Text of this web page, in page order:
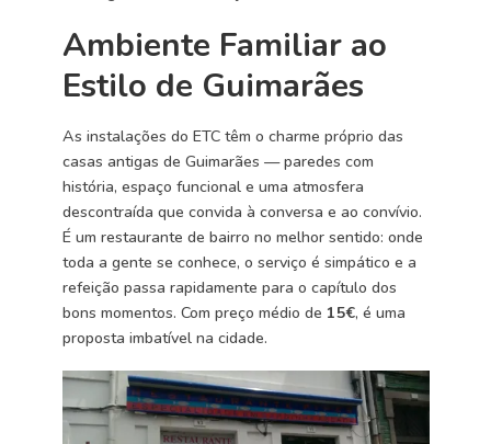
Ambiente Familiar ao
Estilo de Guimarães
As instalações do ETC têm o charme próprio das
casas antigas de Guimarães — paredes com
história, espaço funcional e uma atmosfera
descontraída que convida à conversa e ao convívio.
É um restaurante de bairro no melhor sentido: onde
toda a gente se conhece, o serviço é simpático e a
refeição passa rapidamente para o capítulo dos
bons momentos. Com preço médio de 15€, é uma
proposta imbatível na cidade.